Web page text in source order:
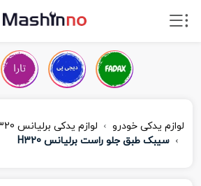
لوازم یدکی خودرو
لوازم یدکی برلیانس H320
سیبک طبق جلو راست برلیانس H320